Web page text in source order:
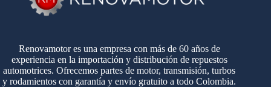
Renovamotor es una empresa con más de 60 años de
experiencia en la importación y distribución de repuestos
automotrices. Ofrecemos partes de motor, transmisión, turbos
y rodamientos con garantía y envío gratuito a todo Colombia.